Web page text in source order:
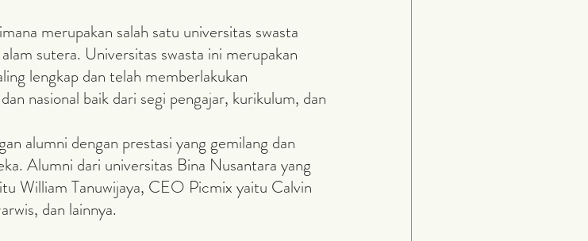
sutera. Universitas swasta ini merupakan
lengkap dan telah memberlakukan
nasional baik dari segi pengajar, kurikulum, dan
Alumni dari universitas Bina Nusantara yang
William Tanuwijaya, CEO Picmix yaitu Calvin
dan lainnya.